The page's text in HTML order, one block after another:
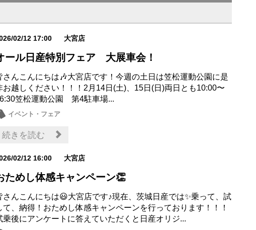
02/12 17:00 大宮店
ール日産特別フェア 大展車会！
さんこんにちは🎶大宮店です！今週の土日は笠松運動公園に是
お越しください！！！2月14日(土)、15日(日)両日とも10:00〜
笠松運動公園 第4駐車場...
イベント・フェア
続きを読む
02/12 16:00 大宮店
ためし体感キャンペーン👏
さんこんにちは😃大宮店です♪現在、茨城日産では✨乗って、試
て、納得！おためし体感キャンペーンを行っております！！！
乗後にアンケートに答えていただくと日産オリジ...